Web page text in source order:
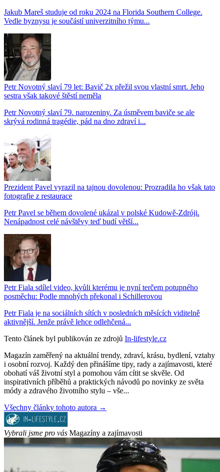
Jakub Mareš studuje od roku 2024 na Florida Southern College.
Vedle byznysu je součástí univerzitního týmu...
Petr Novotný slaví 79 let: Bavič 2x přežil svou vlastní smrt. Jeho
sestra však takové štěstí neměla
Petr Novotný slaví 79. narozeniny. Za úsměvem baviče se ale
skrývá rodinná tragédie, pád na dno zdraví i...
Prezident Pavel vyrazil na tajnou dovolenou: Prozradila ho však tato
fotografie z restaurace
Petr Pavel se během dovolené ukázal v polské Kudowě-Zdróji.
Nenápadnost celé návštěvy teď budí větší...
Petr Fiala sdílel video, kvůli kterému je nyní terčem potupného
posměchu: Podle mnohých překonal i Schillerovou
Petr Fiala je na sociálních sítích v posledních měsících viditelně
aktivnější. Jenže právě lehce odlehčená...
Tento článek byl publikován ze zdrojů In-lifestyle.cz
Magazín zaměřený na aktuální trendy, zdraví, krásu, bydlení, vztahy
i osobní rozvoj. Každý den přinášíme tipy, rady a zajímavosti, které
obohatí váš životní styl a pomohou vám cítit se skvěle. Od
inspirativních příběhů a praktických návodů po novinky ze světa
módy a zdravého životního stylu – vše...
Všechny články tohoto autora →
Vybrali jsme pro vás Magazíny a zajímavosti